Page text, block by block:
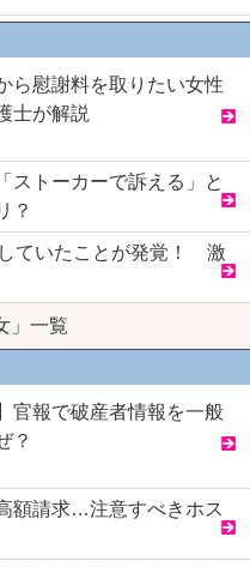
ら慰謝料を取りたい女性
士が解説
ストーカーで訴える」と
？
ていたことが発覚！ 激
」一覧
官報で破産者情報を一般
？
額請求…注意すべきホス